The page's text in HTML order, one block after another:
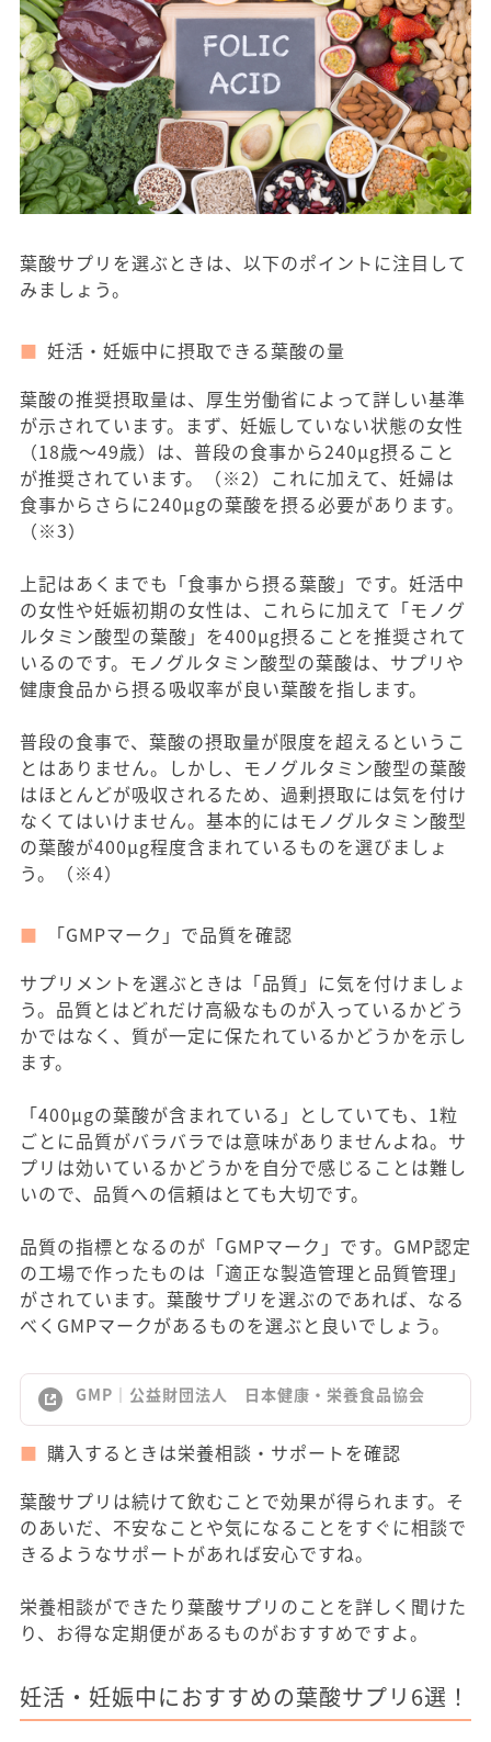
葉酸サプリを選ぶときは、以下のポイントに注目して
みましょう。
妊活・妊娠中に摂取できる葉酸の量
葉酸の推奨摂取量は、厚生労働省によって詳しい基準
が示されています。まず、妊娠していない状態の女性
（18歳〜49歳）は、普段の食事から240μg摂ること
が推奨されています。（※2）これに加えて、妊婦は
食事からさらに240μgの葉酸を摂る必要があります。
（※3）
上記はあくまでも「食事から摂る葉酸」です。妊活中
の女性や妊娠初期の女性は、これらに加えて「モノグ
ルタミン酸型の葉酸」を400μg摂ることを推奨されて
いるのです。モノグルタミン酸型の葉酸は、サプリや
健康食品から摂る吸収率が良い葉酸を指します。
普段の食事で、葉酸の摂取量が限度を超えるというこ
とはありません。しかし、モノグルタミン酸型の葉酸
はほとんどが吸収されるため、過剰摂取には気を付け
なくてはいけません。基本的にはモノグルタミン酸型
の葉酸が400μg程度含まれているものを選びましょ
う。（※4）
「GMPマーク」で品質を確認
サプリメントを選ぶときは「品質」に気を付けましょ
う。品質とはどれだけ高級なものが入っているかどう
かではなく、質が一定に保たれているかどうかを示し
ます。
「400μgの葉酸が含まれている」としていても、1粒
ごとに品質がバラバラでは意味がありませんよね。サ
プリは効いているかどうかを自分で感じることは難し
いので、品質への信頼はとても大切です。
品質の指標となるのが「GMPマーク」です。GMP認定
の工場で作ったものは「適正な製造管理と品質管理」
がされています。葉酸サプリを選ぶのであれば、なる
べくGMPマークがあるものを選ぶと良いでしょう。
GMP｜公益財団法人 日本健康・栄養食品協会
購入するときは栄養相談・サポートを確認
葉酸サプリは続けて飲むことで効果が得られます。そ
のあいだ、不安なことや気になることをすぐに相談で
きるようなサポートがあれば安心ですね。
栄養相談ができたり葉酸サプリのことを詳しく聞けた
り、お得な定期便があるものがおすすめですよ。
妊活・妊娠中におすすめの葉酸サプリ6選！